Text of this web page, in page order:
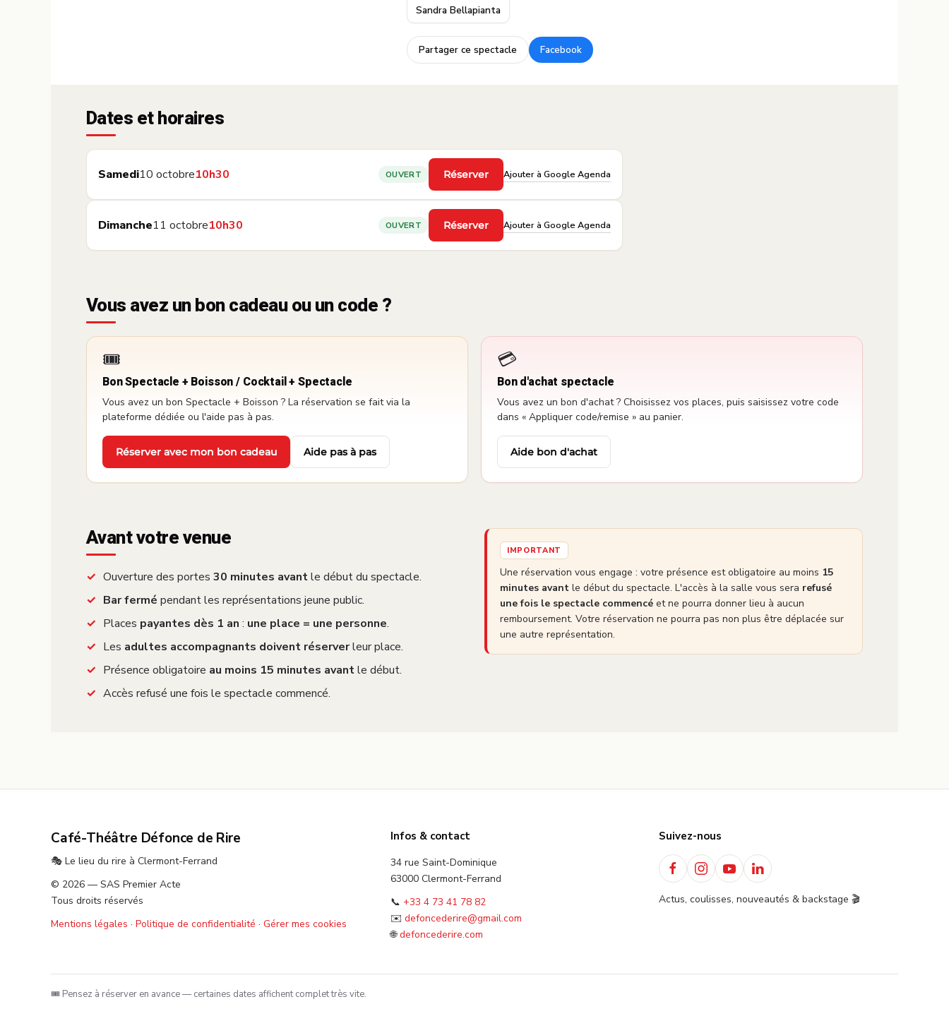
Sandra Bellapianta
Partager ce spectacle
·
Facebook
Dates et horaires
Samedi10 octobre10h30 OUVERT Réserver
·
Ajouter à Google Agenda
Dimanche11 octobre10h30 OUVERT Réserver
·
Ajouter à Google Agenda
Vous avez un bon cadeau ou un code ?
🎟️
Bon Spectacle + Boisson / Cocktail + Spectacle
Vous avez un bon Spectacle + Boisson ? La réservation se fait via la
plateforme dédiée ou l'aide pas à pas.
Réserver avec mon bon cadeau
·
Aide pas à pas
💳
Bon d'achat spectacle
Vous avez un bon d'achat ? Choisissez vos places, puis saisissez votre code
dans « Appliquer code/remise » au panier.
Aide bon d'achat
Avant votre venue
Ouverture des portes 30 minutes avantle début du spectacle.
Bar fermé pendant les représentations jeune public.
Places payantes dès 1 an : une place = une personne.
Les adultes accompagnants doivent réserverleur place.
Présence obligatoire au moins 15 minutes avantle début.
Accès refusé une fois le spectacle commencé.
IMPORTANT
Une réservation vous engage : votre présence est obligatoire au moins 15
minutes avant le début du spectacle. L'accès à la salle vous sera refusé
une fois le spectacle commencé et ne pourra donner lieu à aucun
remboursement. Votre réservation ne pourra pas non plus être déplacée sur
une autre représentation.
Café-Théâtre Défonce de Rire
🎭 Le lieu du rire à Clermont-Ferrand
© 2026 — SAS Premier Acte
Tous droits réservés
Mentions légales · Politique de confidentialité · Gérer mes cookies
Infos & contact
34 rue Saint-Dominique
63000 Clermont-Ferrand
📞+33 4 73 41 78 82
✉️defoncederire@gmail.com
🌐defoncederire.com
Suivez-nous
Actus, coulisses, nouveautés & backstage 🎬
🎟️ Pensez à réserver en avance — certaines dates affichent complet très vite.